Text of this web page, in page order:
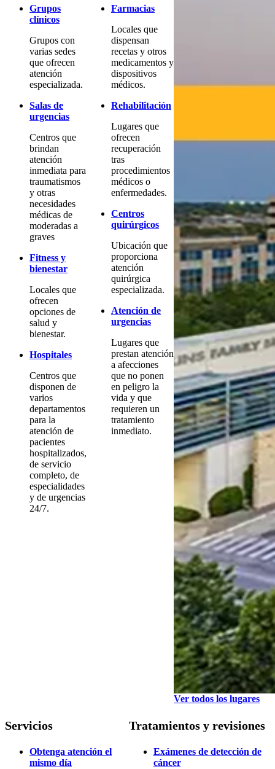
Grupos
clínicos
Grupos con
varias sedes
que ofrecen
atención
especializada.
Salas de
urgencias
Centros que
brindan
atención
inmediata para
traumatismos
y otras
necesidades
médicas de
moderadas a
graves
Fitness y
bienestar
Locales que
ofrecen
opciones de
salud y
bienestar.
Hospitales
Centros que
disponen de
varios
departamentos
para la
atención de
pacientes
hospitalizados,
de servicio
completo, de
especialidades
y de urgencias
24/7.
Farmacias
Locales que
dispensan
recetas y otros
medicamentos y
dispositivos
médicos.
Rehabilitación
Lugares que
ofrecen
recuperación
tras
procedimientos
médicos o
enfermedades.
Centros
quirúrgicos
Ubicación que
proporciona
atención
quirúrgica
especializada.
Atención de
urgencias
Lugares que
prestan atención
a afecciones
que no ponen
en peligro la
vida y que
requieren un
tratamiento
inmediato.
Ver todos los lugares
Servicios
Obtenga atención el
mismo día
Tratamientos y revisiones
Exámenes de detección de
cáncer